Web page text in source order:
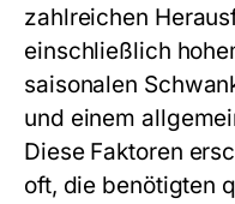
zahlreichen
einschließlich
saisonalen
und einem
Diese Faktoren
oft, die benötigten